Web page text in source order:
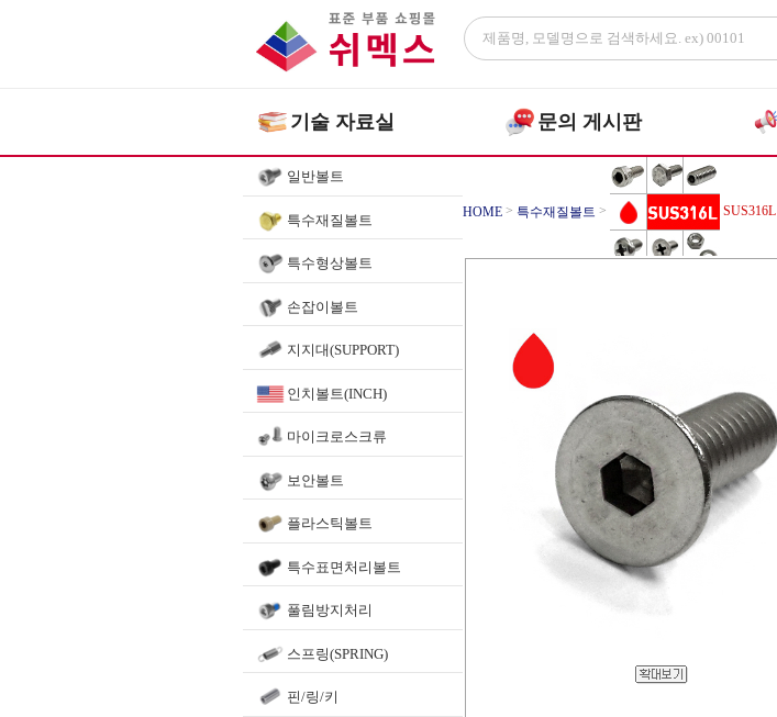
기술 자료실 문의 게시판
일반볼트
특수재질볼트
특수형상볼트
손잡이볼트
지지대(SUPPORT)
인치볼트(INCH)
마이크로스크류
보안볼트
플라스틱볼트
특수표면처리볼트
풀림방지처리
스프링(SPRING)
핀/링/키
HOME > 특수재질볼트 > SUS316L